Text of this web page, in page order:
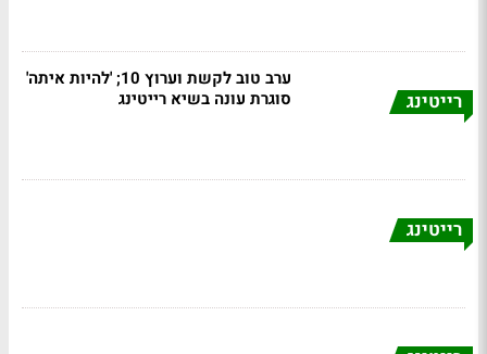
רייטינג
ערב טוב לקשת וערוץ 10; 'להיות איתה'
סוגרת עונה בשיא רייטינג
רייטינג